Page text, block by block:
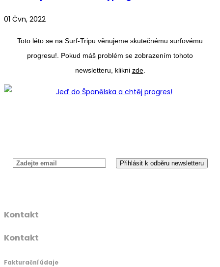
01 Čvn, 2022
Toto léto se na Surf-Tripu věnujeme skutečnému surfovému
progresu!. Pokud máš problém se zobrazením tohoto
newsletteru, klikni zde.
Kontakt
Kontakt
Fakturační údaje